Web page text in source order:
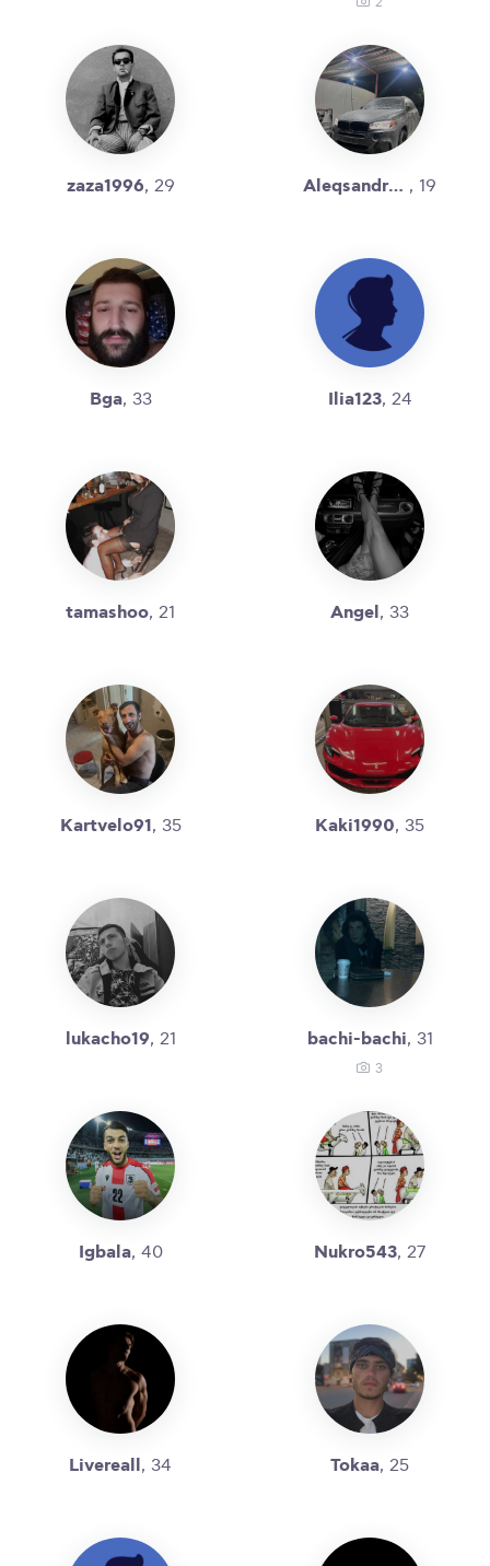
zaza1996, 29 Aleqsandreee , 19
Bga, 33 Ilia123, 24
tamashoo, 21 Angel, 33
Kartvelo91, 35 Kaki1990, 35
lukacho19, 21 bachi-bachi, 31
3
Igbala, 40 Nukro543, 27
Livereall, 34 Tokaa, 25